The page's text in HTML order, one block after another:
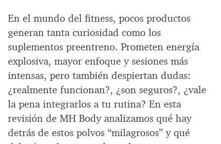
En el mundo del fitness, pocos productos
generan tanta curiosidad como los
suplementos preentreno. Prometen energía
explosiva, mayor enfoque y sesiones más
intensas, pero también despiertan dudas:
¿realmente funcionan?, ¿son seguros?, ¿vale
la pena integrarlos a tu rutina? En esta
revisión de MH Body analizamos qué hay
detrás de estos polvos “milagrosos” y qué